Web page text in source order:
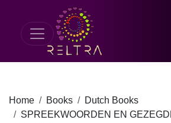
Home Books
Dutch Books
SPREEKWOORDEN EN